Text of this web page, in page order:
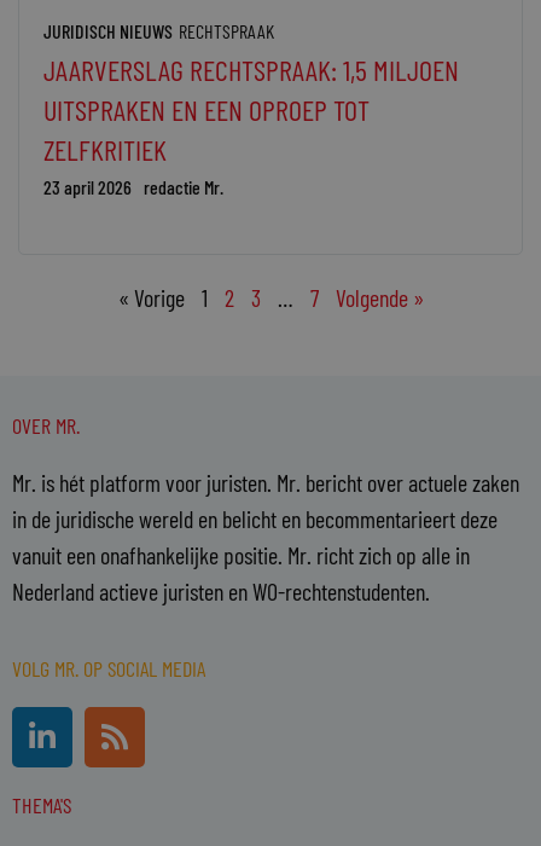
JURIDISCH NIEUWS RECHTSPRAAK
JAARVERSLAG RECHTSPRAAK: 1,5 MILJOEN
UITSPRAKEN EN EEN OPROEP TOT
ZELFKRITIEK
23 april 2026 redactie Mr.
« Vorige 1 2 3 … 7 Volgende »
OVER MR.
Mr. is hét platform voor juristen. Mr. bericht over actuele zaken
in de juridische wereld en belicht en becommentarieert deze
vanuit een onafhankelijke positie. Mr. richt zich op alle in
Nederland actieve juristen en WO-rechtenstudenten.
VOLG MR. OP SOCIAL MEDIA
L
i
n
k
R
s
s
THEMA'S